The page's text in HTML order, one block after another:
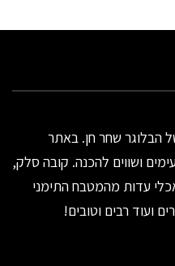
הבלוגר שחר חן. באתר
ושווים להכנה. קובה סלק,
עדות מהמטבח התימני
ועוד רבים וטובים!